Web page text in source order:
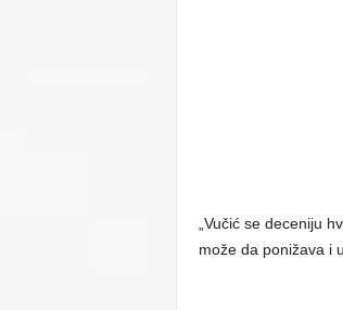
„Vučić se deceniju
može da ponižava i